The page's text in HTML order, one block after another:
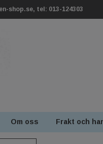
shop.se, tel: 013-124303
Om oss Frakt och